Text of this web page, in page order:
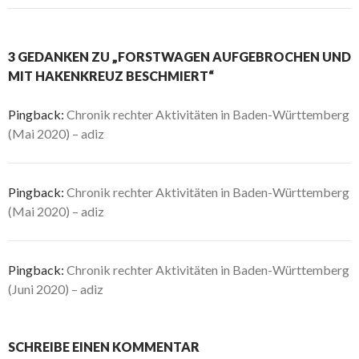
3 GEDANKEN ZU „FORSTWAGEN AUFGEBROCHEN UND
MIT HAKENKREUZ BESCHMIERT“
Pingback: Chronik rechter Aktivitäten in Baden-Württemberg
(Mai 2020) – adiz
Pingback: Chronik rechter Aktivitäten in Baden-Württemberg
(Mai 2020) – adiz
Pingback: Chronik rechter Aktivitäten in Baden-Württemberg
(Juni 2020) – adiz
SCHREIBE EINEN KOMMENTAR